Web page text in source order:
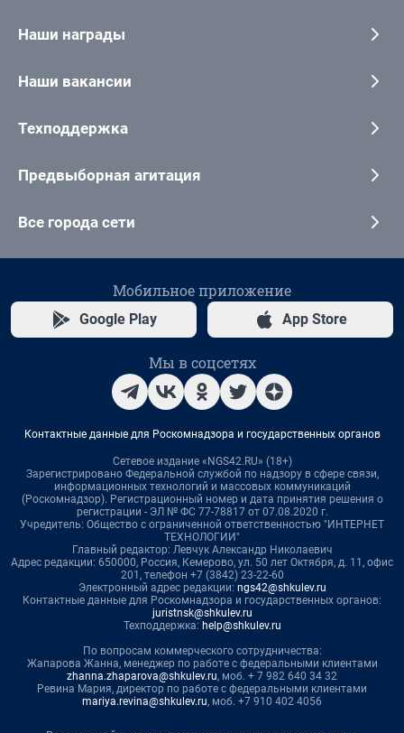
Наши награды
Наши вакансии
Техподдержка
Предвыборная агитация
Все города сети
Мобильное приложение
Google Play App Store
Мы в соцсетях
Контактные данные для Роскомнадзора и государственных органов
Сетевое издание «NGS42.RU» (18+)
Зарегистрировано Федеральной службой по надзору в сфере связи,
информационных технологий и массовых коммуникаций
(Роскомнадзор). Регистрационный номер и дата принятия решения о
регистрации - ЭЛ № ФС 77-78817 от 07.08.2020 г.
Учредитель: Общество с ограниченной ответственностью "ИНТЕРНЕТ
ТЕХНОЛОГИИ"
Главный редактор: Левчук Александр Николаевич
Адрес редакции: 650000, Россия, Кемерово, ул. 50 лет Октября, д. 11, офис
201, телефон +7 (3842) 23-22-60
Электронный адрес редакции: ngs42@shkulev.ru
Контактные данные для Роскомнадзора и государственных органов:
juristnsk@shkulev.ru
Техподдержка: help@shkulev.ru
По вопросам коммерческого сотрудничества:
Жапарова Жанна, менеджер по работе с федеральными клиентами
zhanna.zhaparova@shkulev.ru, моб. + 7 982 640 34 32
Ревина Мария, директор по работе с федеральными клиентами
mariya.revina@shkulev.ru, моб. +7 910 402 4056